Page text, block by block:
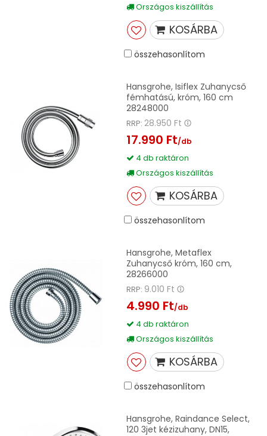
Országos kiszállítás
KOSÁRBA
összehasonlítom
Hansgrohe, Isiflex Zuhanycső
fémhatású, króm, 160 cm
28248000
RRP: 28.950 Ft
17.990 Ft/db
4 db raktáron
Országos kiszállítás
KOSÁRBA
összehasonlítom
Hansgrohe, Metaflex
Zuhanycső króm, 160 cm,
28266000
RRP: 9.010 Ft
4.990 Ft/db
4 db raktáron
Országos kiszállítás
KOSÁRBA
összehasonlítom
Hansgrohe, Raindance Select,
120 3jet kézizuhany, DN15,